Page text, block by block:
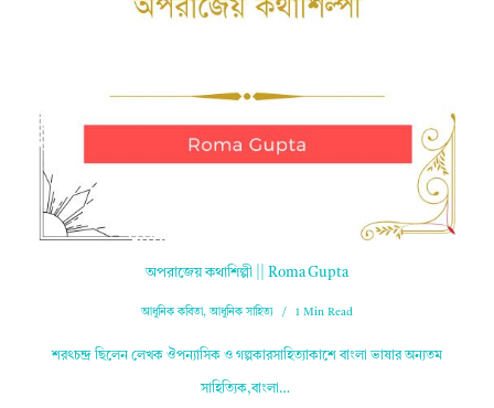
অপরাজেয় কথাশিল্পী || Roma Gupta
আধুনিক কবিতা,আধুনিক সাহিত্য 1 Min Read
শরৎচন্দ্র ছিলেন লেখক ঔপন্যাসিক ও গল্পকারসাহিত্যাকাশে বাংলা ভাষার অন্যতম
সাহিত্যিক,বাংলা…